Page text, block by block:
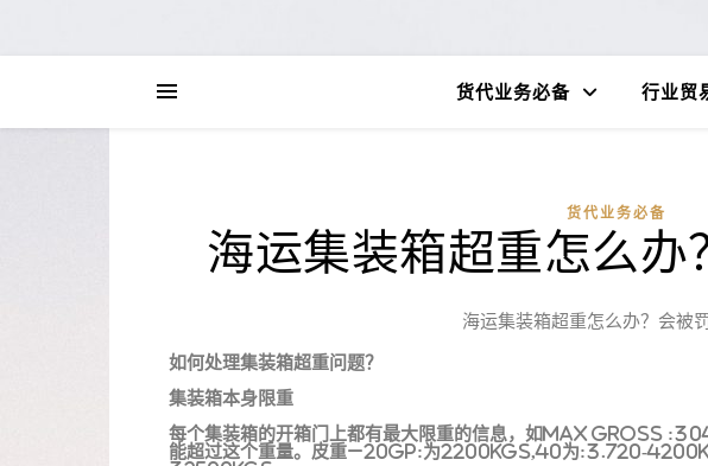
货代业务必备 行业贸
货代业务必备
海运集装箱超重怎么办
海运集装箱超重怎么办？会被
如何处理集装箱超重问题？
集装箱本身限重
每个集装箱的开箱门上都有最大限重的信息，如MAX GROSS
能超过这个重量。皮重–20GP:为2200KGS,40为:3.720-